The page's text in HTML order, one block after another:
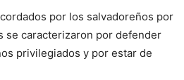
por los salvadoreños por
se caracterizaron por defender
privilegiados y por estar de